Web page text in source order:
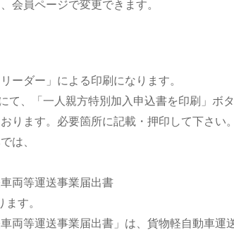
会員ページで変更できます。
ーダー」による印刷になります。
て、「一人親方特別加入申込書を印刷」ボ
ります。必要箇所に記載・押印して下さい。
は、
両等運送事業届出書
す。
両等運送事業届出書」は、貨物軽自動車運